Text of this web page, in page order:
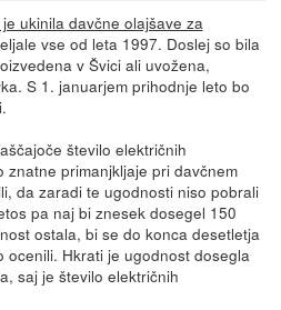
ukinila davčne olajšave za
vse od leta 1997. Doslej so bila
v Švici ali uvožena,
S 1. januarjem prihodnje leto bo
število električnih
znatne primanjkljaje pri davčnem
da zaradi te ugodnosti niso pobrali
pa naj bi znesek dosegel 150
ostala, bi se do konca desetletja
ocenili. Hkrati je ugodnost dosegla
saj je število električnih